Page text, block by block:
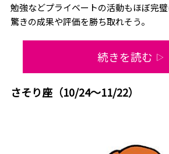
勉強などプライベートの活動もほぼ完
驚きの成果や評価を勝ち取れそう。
続きを読む ▷
さそり座（10/24～11/22）